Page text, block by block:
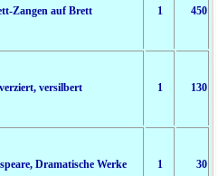
Zangen auf Brett 1 450
versilbert 1 130
Dramatische Werke 1 30